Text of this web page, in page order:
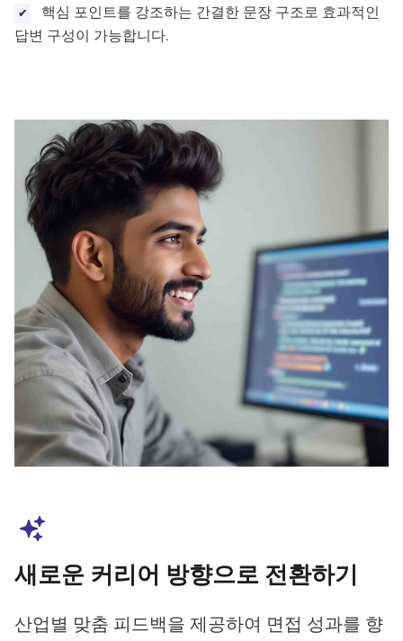
핵심 포인트를 강조하는 간결한 문장 구조로 효과적인
답변 구성이 가능합니다.
새로운 커리어 방향으로 전환하기
산업별 맞춤 피드백을 제공하여 면접 성과를 향